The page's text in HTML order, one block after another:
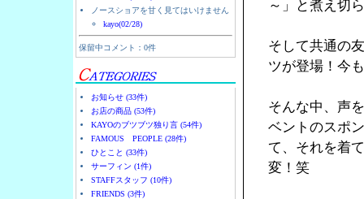
ノースショアを甘く見てはいけません
kayo(02/28)
保留中コメント：0件
お知らせ (33件)
お店の商品 (53件)
KAYOのブツブツ独り言 (54件)
FAMOUS PEOPLE (28件)
ひとこと (33件)
サーフィン (1件)
STAFFスタッフ (10件)
FRIENDS (3件)
～」と煮え切
そして共通の
ツが登場！今
そんな中、声
ベントのスポ
て、それを着
変！笑